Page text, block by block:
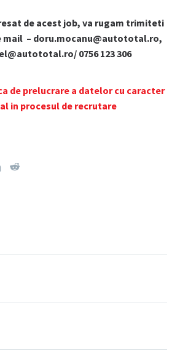
de acest job, va rugam trimiteti
mail – doru.mocanu@autototal.ro,
0756 123 306
de prelucrare a datelor cu caracter
in procesul de recrutare